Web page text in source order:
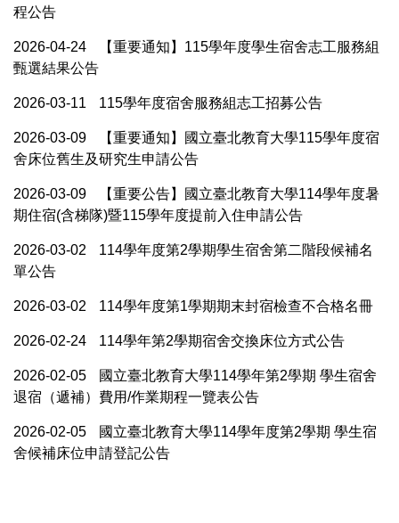
程公告
2026-04-24
【重要通知】115學年度學生宿舍志工服務組
甄選結果公告
2026-03-11 115學年度宿舍服務組志工招募公告
2026-03-09
【重要通知】國立臺北教育大學115學年度宿
舍床位舊生及研究生申請公告
2026-03-09
【重要公告】國立臺北教育大學114學年度暑
期住宿(含梯隊)暨115學年度提前入住申請公告
2026-03-02
114學年度第2學期學生宿舍第二階段候補名
單公告
2026-03-02 114學年度第1學期期末封宿檢查不合格名冊
2026-02-24 114學年第2學期宿舍交換床位方式公告
2026-02-05
國立臺北教育大學114學年第2學期 學生宿舍
退宿（遞補）費用/作業期程一覽表公告
2026-02-05
國立臺北教育大學114學年度第2學期 學生宿
舍候補床位申請登記公告